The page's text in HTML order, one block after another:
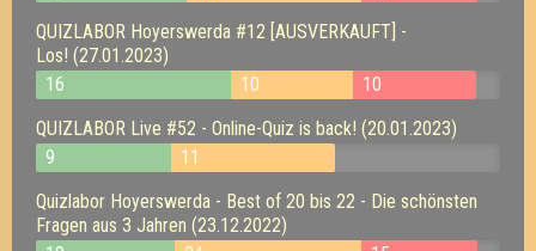
QUIZLABOR Hoyerswerda #12 [AUSVERKAUFT] -
Los! (27.01.2023)
16
10
10
QUIZLABOR Live #52 - Online-Quiz is back! (20.01.2023)
9
11
Quizlabor Hoyerswerda - Best of 20 bis 22 - Die schönsten
Fragen aus 3 Jahren (23.12.2022)